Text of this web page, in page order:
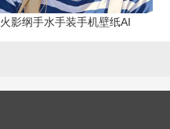
火影纲手水手装手机壁纸AI